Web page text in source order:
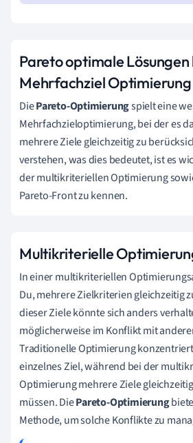
Pareto optimale Lösungen
Mehrfachziel Optimierung
DiePareto-Optimierungspielt eine
Mehrfachzieloptimierung, bei der es
mehrere Ziele gleichzeitig zu
verstehen, was dies bedeutet, ist es
der multikriteriellen Optimierung
Pareto-Front zu kennen.
Multikriterielle
In einer multikriteriellen
Du, mehrere Zielkriterien gleichzeitig
dieser Ziele könnte sich anders
möglicherweise im Konflikt mit
Traditionelle Optimierung
einzelnes Ziel, während bei der
Optimierung mehrere Ziele
müssen. DiePareto-Optimierung
Methode, um solche Konflikte zu